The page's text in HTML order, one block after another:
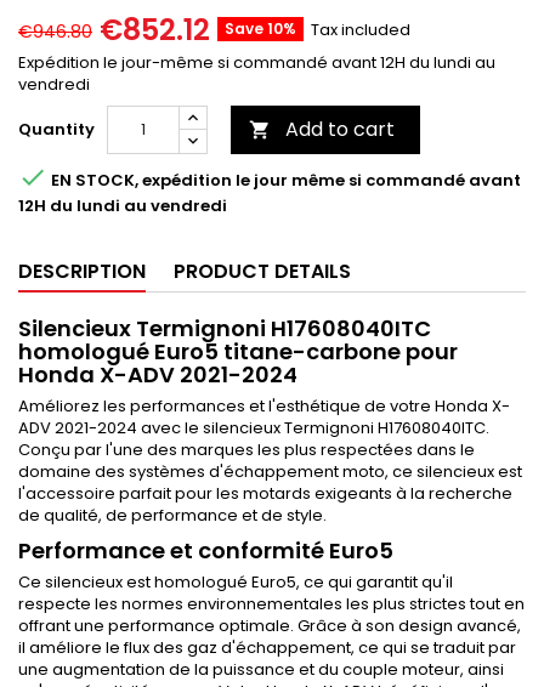
€946.80 €852.12 Save 10%
Tax included
Expédition le jour-même si commandé avant 12H du lundi au
vendredi
Quantity
 Add to cart
 EN STOCK, expédition le jour même si commandé avant
12H du lundi au vendredi
DESCRIPTION PRODUCT DETAILS
Silencieux Termignoni H17608040ITC
homologué Euro5 titane-carbone pour
Honda X-ADV 2021-2024
Améliorez les performances et l'esthétique de votre Honda X-
ADV 2021-2024 avec le silencieux Termignoni H17608040ITC.
Conçu par l'une des marques les plus respectées dans le
domaine des systèmes d'échappement moto, ce silencieux est
l'accessoire parfait pour les motards exigeants à la recherche
de qualité, de performance et de style.
Performance et conformité Euro5
Ce silencieux est homologué Euro5, ce qui garantit qu'il
respecte les normes environnementales les plus strictes tout en
offrant une performance optimale. Grâce à son design avancé,
il améliore le flux des gaz d'échappement, ce qui se traduit par
une augmentation de la puissance et du couple moteur, ainsi